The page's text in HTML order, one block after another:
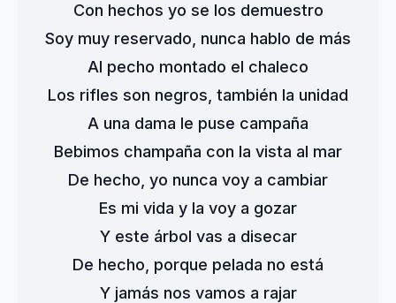
Con hechos yo se los demuestro
Soy muy reservado, nunca hablo de más
Al pecho montado el chaleco
Los rifles son negros, también la unidad
A una dama le puse campaña
Bebimos champaña con la vista al mar
De hecho, yo nunca voy a cambiar
Es mi vida y la voy a gozar
Y este árbol vas a disecar
De hecho, porque pelada no está
Y jamás nos vamos a rajar